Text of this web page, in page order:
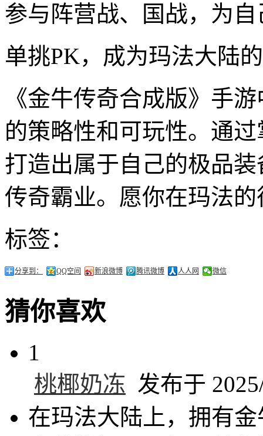
参与阵营战、国战，为
单挑PK，成为玛法大陆
《金牛传奇合成版》手
的策略性和可玩性。通
打造出属于自己的极品
传奇霸业。愿你在玛法
标签：
分享到： QQ空间 新浪微博 腾讯微博 人人网 微信
猜你喜欢
1
桃椰奶冻 发布于
在玛法大陆上，拥有